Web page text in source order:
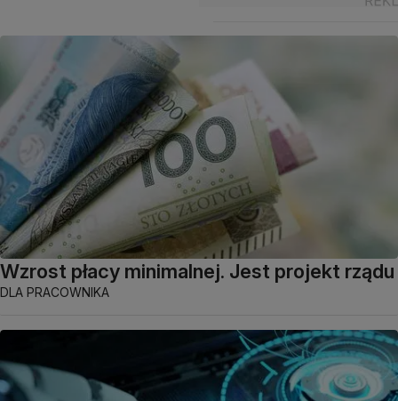
Wzrost płacy minimalnej. Jest projekt rządu
DLA PRACOWNIKA